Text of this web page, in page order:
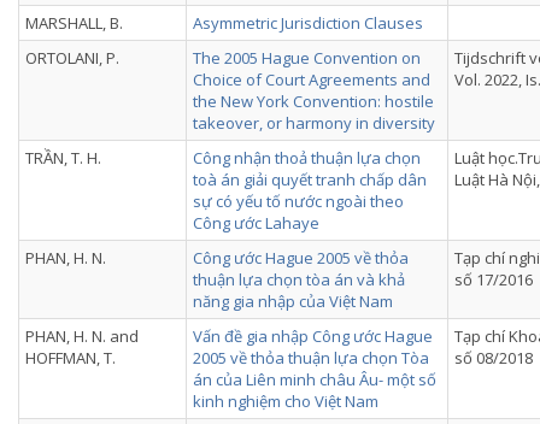
MARSHALL, B.
Asymmetric Jurisdiction Clauses
ORTOLANI, P.
The 2005 Hague Convention on
Choice of Court Agreements and
the New York Convention: hostile
takeover, or harmony in diversity
Tijdschrift
Vol. 2022,
TRẦN, T. H.
Công nhận thoả thuận lựa chọn
toà án giải quyết tranh chấp dân
sự có yếu tố nước ngoài theo
Công ước Lahaye
Luật
Luật Hà
PHAN, H. N.
Công ước Hague 2005 về thỏa
thuận lựa chọn tòa án và khả
năng gia nhập của Việt Nam
Tạp chí
số 17/2016
PHAN, H. N. and
HOFFMAN, T.
Vấn đề gia nhập Công ước Hague
2005 về thỏa thuận lựa chọn Tòa
án của Liên minh châu Âu- một số
kinh nghiệm cho Việt Nam
Tạp chí
số 08/2018